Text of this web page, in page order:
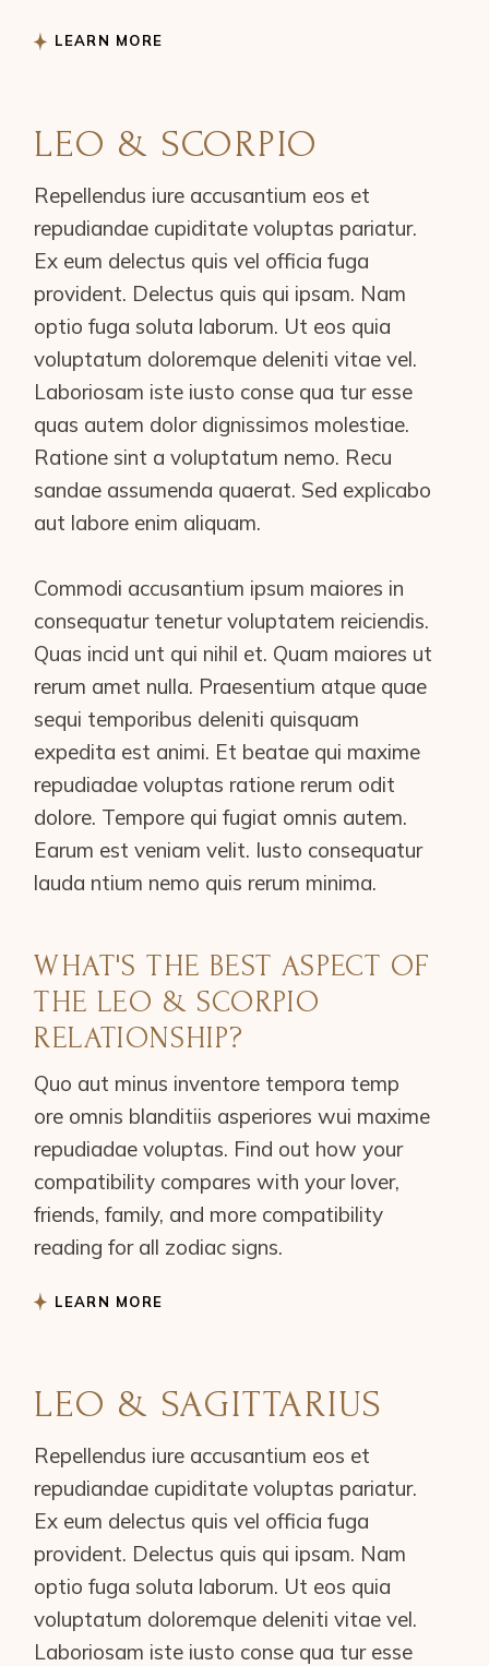
LEARN MORE
LEO & SCORPIO
Repellendus iure accusantium eos et
repudiandae cupiditate voluptas pariatur.
Ex eum delectus quis vel officia fuga
provident. Delectus quis qui ipsam. Nam
optio fuga soluta laborum. Ut eos quia
voluptatum doloremque deleniti vitae vel.
Laboriosam iste iusto conse qua tur esse
quas autem dolor dignissimos molestiae.
Ratione sint a voluptatum nemo. Recu
sandae assumenda quaerat. Sed explicabo
aut labore enim aliquam.
Commodi accusantium ipsum maiores in
consequatur tenetur voluptatem reiciendis.
Quas incid unt qui nihil et. Quam maiores ut
rerum amet nulla. Praesentium atque quae
sequi temporibus deleniti quisquam
expedita est animi. Et beatae qui maxime
repudiadae voluptas ratione rerum odit
dolore. Tempore qui fugiat omnis autem.
Earum est veniam velit. Iusto consequatur
lauda ntium nemo quis rerum minima.
WHAT'S THE BEST ASPECT OF
THE LEO & SCORPIO
RELATIONSHIP?
Quo aut minus inventore tempora temp
ore omnis blanditiis asperiores wui maxime
repudiadae voluptas. Find out how your
compatibility compares with your lover,
friends, family, and more compatibility
reading for all zodiac signs.
LEARN MORE
LEO & SAGITTARIUS
Repellendus iure accusantium eos et
repudiandae cupiditate voluptas pariatur.
Ex eum delectus quis vel officia fuga
provident. Delectus quis qui ipsam. Nam
optio fuga soluta laborum. Ut eos quia
voluptatum doloremque deleniti vitae vel.
Laboriosam iste iusto conse qua tur esse